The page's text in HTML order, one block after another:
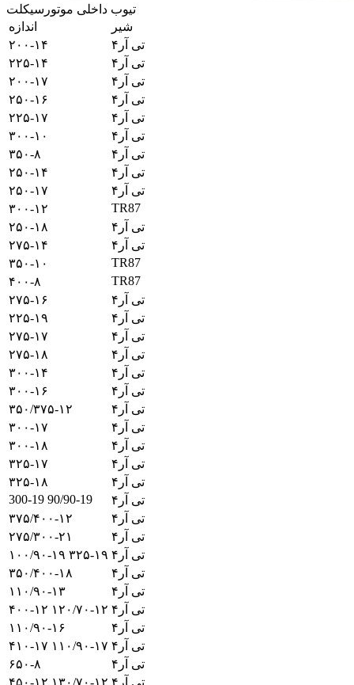
تیوب داخلی موتورسیکلت
اندازه
شیر
۲۰۰-۱۴
تی آر۴
۲۲۵-۱۴
تی آر۴
۲۰۰-۱۷
تی آر۴
۲۵۰-۱۶
تی آر۴
۲۲۵-۱۷
تی آر۴
۳۰۰-۱۰
تی آر۴
۳۵۰-۸
تی آر۴
۲۵۰-۱۴
تی آر۴
۲۵۰-۱۷
تی آر۴
۳۰۰-۱۲
TR87
۲۵۰-۱۸
تی آر۴
۲۷۵-۱۴
تی آر۴
۳۵۰-۱۰
TR87
۴۰۰-۸
TR87
۲۷۵-۱۶
تی آر۴
۲۲۵-۱۹
تی آر۴
۲۷۵-۱۷
تی آر۴
۲۷۵-۱۸
تی آر۴
۳۰۰-۱۴
تی آر۴
۳۰۰-۱۶
تی آر۴
۳۵۰/۳۷۵-۱۲
تی آر۴
۳۰۰-۱۷
تی آر۴
۳۰۰-۱۸
تی آر۴
۳۲۵-۱۷
تی آر۴
۳۲۵-۱۸
تی آر۴
300-19 90/90-19
تی آر۴
۳۷۵/۴۰۰-۱۲
تی آر۴
۲۷۵/۳۰۰-۲۱
تی آر۴
۱۰۰/۹۰-۱۹ ۳۲۵-۱۹
تی آر۴
۳۵۰/۴۰۰-۱۸
تی آر۴
۱۱۰/۹۰-۱۳
تی آر۴
۴۰۰-۱۲ ۱۲۰/۷۰-۱۲
تی آر۴
۱۱۰/۹۰-۱۶
تی آر۴
۴۱۰-۱۷ ۱۱۰/۹۰-۱۷
تی آر۴
۶۵۰-۸
تی آر۴